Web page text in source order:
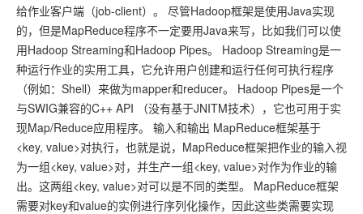
给作业客户端（job-client）。 尽管Hadoop框架是使用Java实现
的，但是MapReduce程序不一定要用Java来写，比如我们可以使
用Hadoop Streaming和Hadoop Pipes。 Hadoop Streaming是一
种运行作业的实用工具，它允许用户创建和运行任何可执行程序
（例如：Shell）来做为mapper和reducer。 Hadoop Pipes是一个
与SWIG兼容的C++ API （没有基于JNITM技术），它也可用于实
现Map/Reduce应用程序。 输入和输出 MapReduce框架基于
<key, value>对执行，也就是说，MapReduce框架把作业的输入视
为一组<key, value>对，并生产一组<key, value>对作为作业的输
出。这两组<key, value>对可以是不同的类型。 MapReduce框架
需要对key和value的实例进行序列化操作，因此这些类需要实现